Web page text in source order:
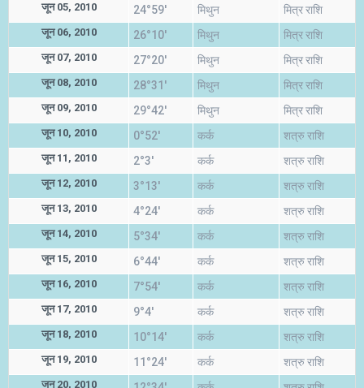
जून 05, 2010 24°59' मिथुन मित्र राशि
जून 06, 2010 26°10' मिथुन मित्र राशि
जून 07, 2010 27°20' मिथुन मित्र राशि
जून 08, 2010 28°31' मिथुन मित्र राशि
जून 09, 2010 29°42' मिथुन मित्र राशि
जून 10, 2010 0°52' कर्क शत्रु राशि
जून 11, 2010 2°3' कर्क शत्रु राशि
जून 12, 2010 3°13' कर्क शत्रु राशि
जून 13, 2010 4°24' कर्क शत्रु राशि
जून 14, 2010 5°34' कर्क शत्रु राशि
जून 15, 2010 6°44' कर्क शत्रु राशि
जून 16, 2010 7°54' कर्क शत्रु राशि
जून 17, 2010 9°4' कर्क शत्रु राशि
जून 18, 2010 10°14' कर्क शत्रु राशि
जून 19, 2010 11°24' कर्क शत्रु राशि
जून 20, 2010